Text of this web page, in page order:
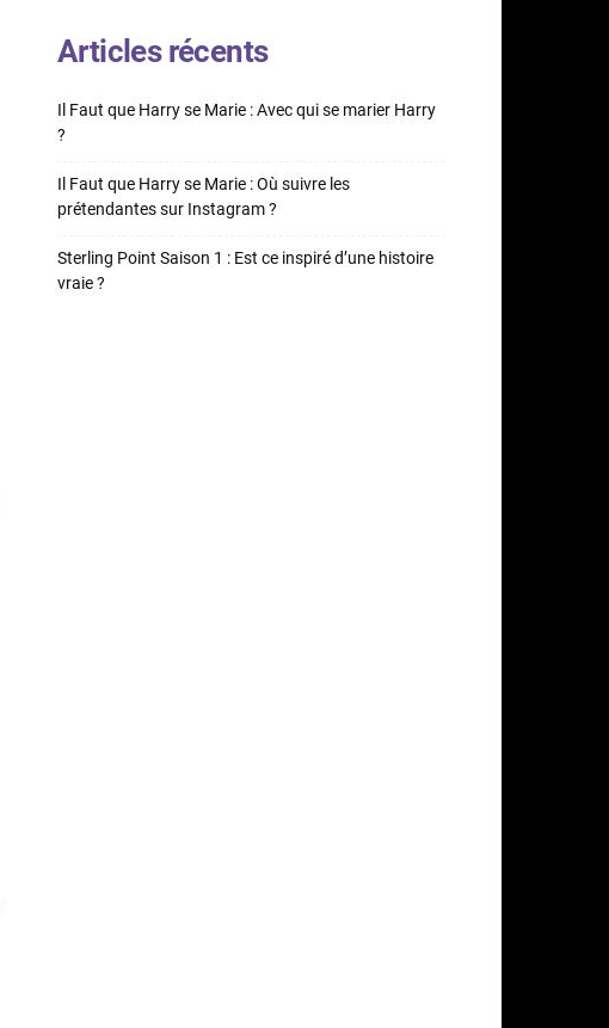
Articles récents
Il Faut que Harry se Marie : Avec qui se marier Harry
?
Il Faut que Harry se Marie : Où suivre les
prétendantes sur Instagram ?
Sterling Point Saison 1 : Est ce inspiré d’une histoire
vraie ?